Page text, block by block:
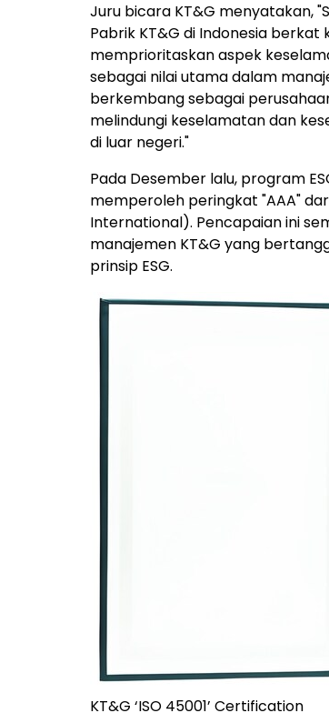
Juru bicara KT&G menyatakan,
Pabrik KT&G di Indonesia berkat
memprioritaskan aspek
sebagai nilai utama dalam
berkembang sebagai
melindungi keselamatan dan
di luar negeri."
Pada Desember lalu, program
memperoleh peringkat "AAA"
International). Pencapaian ini
manajemen KT&G yang
prinsip ESG.
KT&G ‘ISO 45001’ Certification